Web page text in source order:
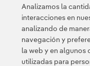
Puedes leer la
comunicación de
Analizamos la
interacciones en
analizando de
navegación y
la web y en algunos
utilizadas para